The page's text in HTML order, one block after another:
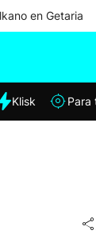
en Getaria
Klisk Para